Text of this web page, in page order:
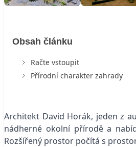
Obsah článku
Račte vstoupit
Přírodní charakter zahrady
Architekt David Horák, jeden z
nádherné okolní přírodě a
Rozšířený prostor počítá s